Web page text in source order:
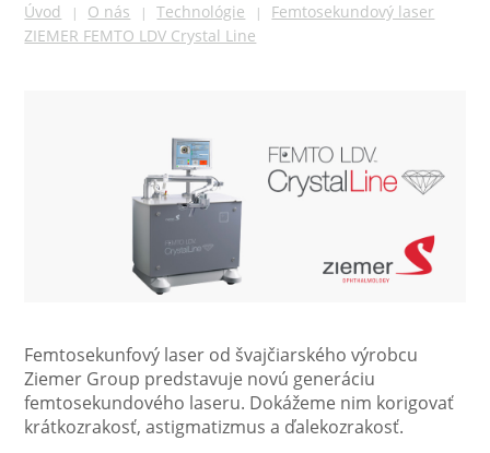
Úvod | O nás | Technológie |
Femtosekundový laser
ZIEMER FEMTO LDV Crystal Line
Femtosekunfový laser od švajčiarského výrobcu
Ziemer Group predstavuje novú generáciu
femtosekundového laseru. Dokážeme nim korigovať
krátkozrakosť, astigmatizmus a ďalekozrakosť.